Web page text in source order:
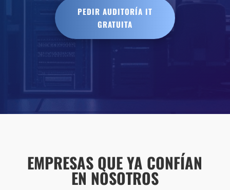
PEDIR AUDITORÍA IT
GRATUITA
EMPRESAS QUE YA CONFÍAN
EN NOSOTROS